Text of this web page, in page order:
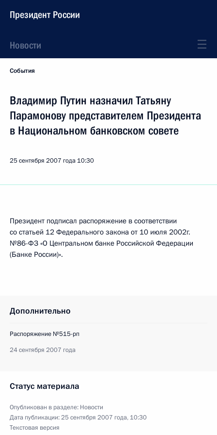
Президент России
Новости
События
Владимир Путин назначил Татьяну
Парамонову представителем Президента
в Национальном банковском совете
25 сентября 2007 года 10:30
Президент подписал распоряжение в соответствии
со статьей 12 Федерального закона от 10 июля 2002г.
№86-ФЗ «О Центральном банке Российской Федерации
(Банке России)».
Дополнительно
Распоряжение №515-рп
24 сентября 2007 года
Статус материала
Опубликован в разделе: Новости
Дата публикации:25 сентября 2007 года, 10:30
Текстовая версия